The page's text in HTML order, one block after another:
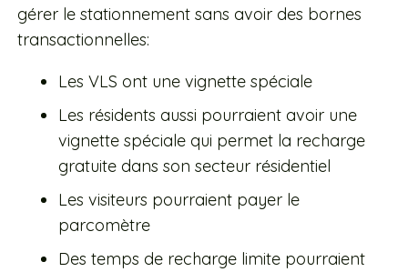
gérer le stationnement sans avoir des bornes
transactionnelles:
Les VLS ont une vignette spéciale
Les résidents aussi pourraient avoir une
vignette spéciale qui permet la recharge
gratuite dans son secteur résidentiel
Les visiteurs pourraient payer le
parcomètre
Des temps de recharge limite pourraient